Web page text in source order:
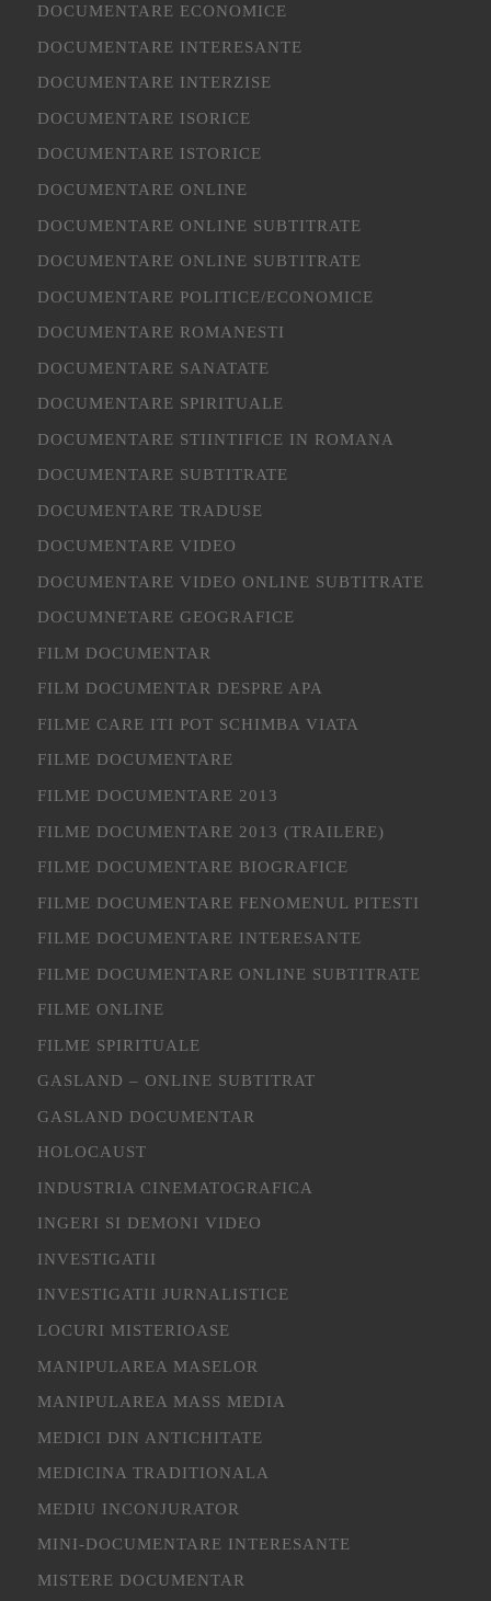
DOCUMENTARE ECONOMICE
DOCUMENTARE INTERESANTE
DOCUMENTARE INTERZISE
DOCUMENTARE ISORICE
DOCUMENTARE ISTORICE
DOCUMENTARE ONLINE
DOCUMENTARE ONLINE SUBTITRATE
DOCUMENTARE ONLINE SUBTITRATE
DOCUMENTARE POLITICE/ECONOMICE
DOCUMENTARE ROMANESTI
DOCUMENTARE SANATATE
DOCUMENTARE SPIRITUALE
DOCUMENTARE STIINTIFICE IN ROMANA
DOCUMENTARE SUBTITRATE
DOCUMENTARE TRADUSE
DOCUMENTARE VIDEO
DOCUMENTARE VIDEO ONLINE SUBTITRATE
DOCUMNETARE GEOGRAFICE
FILM DOCUMENTAR
FILM DOCUMENTAR DESPRE APA
FILME CARE ITI POT SCHIMBA VIATA
FILME DOCUMENTARE
FILME DOCUMENTARE 2013
FILME DOCUMENTARE 2013 (TRAILERE)
FILME DOCUMENTARE BIOGRAFICE
FILME DOCUMENTARE FENOMENUL PITESTI
FILME DOCUMENTARE INTERESANTE
FILME DOCUMENTARE ONLINE SUBTITRATE
FILME ONLINE
FILME SPIRITUALE
GASLAND – ONLINE SUBTITRAT
GASLAND DOCUMENTAR
HOLOCAUST
INDUSTRIA CINEMATOGRAFICA
INGERI SI DEMONI VIDEO
INVESTIGATII
INVESTIGATII JURNALISTICE
LOCURI MISTERIOASE
MANIPULAREA MASELOR
MANIPULAREA MASS MEDIA
MEDICI DIN ANTICHITATE
MEDICINA TRADITIONALA
MEDIU INCONJURATOR
MINI-DOCUMENTARE INTERESANTE
MISTERE DOCUMENTAR